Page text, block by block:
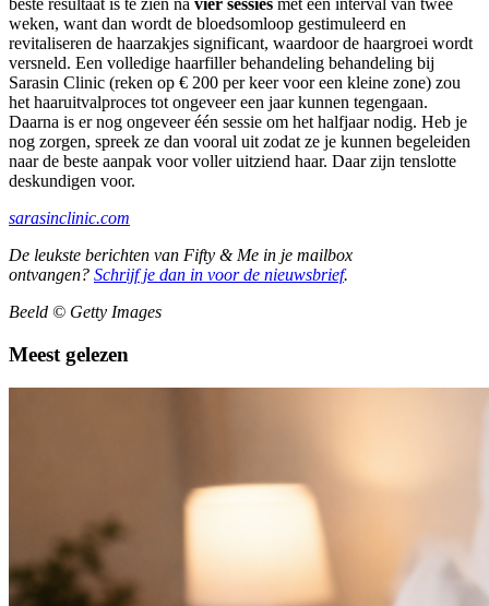
beste resultaat is te zien na vier sessies met een interval van twee
weken, want dan wordt de bloedsomloop gestimuleerd en
revitaliseren de haarzakjes significant, waardoor de haargroei wordt
versneld. Een volledige haarfiller behandeling behandeling bij
Sarasin Clinic (reken op € 200 per keer voor een kleine zone) zou
het haaruitvalproces tot ongeveer een jaar kunnen tegengaan.
Daarna is er nog ongeveer één sessie om het halfjaar nodig. Heb je
nog zorgen, spreek ze dan vooral uit zodat ze je kunnen begeleiden
naar de beste aanpak voor voller uitziend haar. Daar zijn tenslotte
deskundigen voor.
sarasinclinic.com
De leukste berichten van Fifty & Me in je mailbox
ontvangen? Schrijf je dan in voor de nieuwsbrief.
Beeld © Getty Images
Meest gelezen